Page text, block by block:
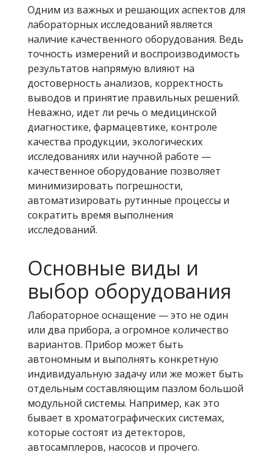
Одним из важных и решающих аспектов для
лабораторных исследований является
наличие качественного оборудования. Ведь
точность измерений и воспроизводимость
результатов напрямую влияют на
достоверность анализов, корректность
выводов и принятие правильных решений.
Неважно, идет ли речь о медицинской
диагностике, фармацевтике, контроле
качества продукции, экологических
исследованиях или научной работе —
качественное оборудование позволяет
минимизировать погрешности,
автоматизировать рутинные процессы и
сократить время выполнения
исследований.
Основные виды и
выбор оборудования
Лабораторное оснащение — это не один
или два прибора, а огромное количество
вариантов. Прибор может быть
автономным и выполнять конкретную
индивидуальную задачу или же может быть
отдельным составляющим пазлом большой
модульной системы. Например, как это
бывает в хроматографических системах,
которые состоят из детекторов,
автосамплеров, насосов и прочего.